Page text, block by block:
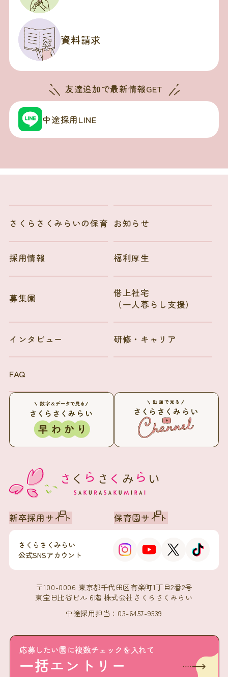
応募したい園に複数チェックを入れて
一括エントリー
資料請求
友達追加で最新情報GET
中途採用LINE
新卒採用サイト 保育園サイト
さくらさくみらい
公式SNSアカウント
〒100-0006 東京都千代田区有楽町1丁目2番2号
東宝日比谷ビル 6階 株式会社さくらさくみらい
中途採用担当：03-6457-9539
さくらさくみらいの保育 お知らせ
採用情報 福利厚生
募集園
借上社宅
（一人暮らし支援）
インタビュー 研修・キャリア
FAQ
会社概要 プライバシーポリシー
© 2026 SAKURASAKU MIRAI